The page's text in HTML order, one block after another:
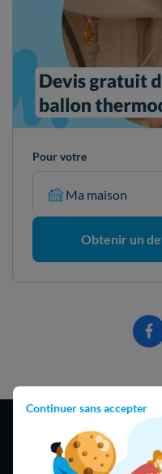
Continuer sans accepter
Pour votre
Ma maison
Obtenir un